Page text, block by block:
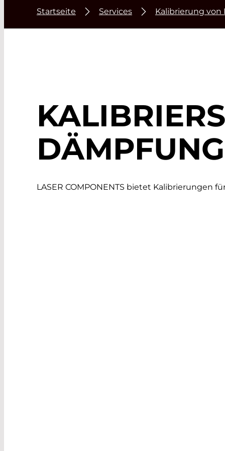
Startseite Services Kalibrierung von
LASER COMPONENTS bietet Kalibrierungen